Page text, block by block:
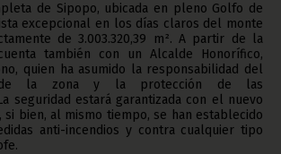
de Sipopo, ubicada en pleno Golfo de
excepcional en los días claros del monte
de 3.003.320,39 m². A partir de la
también con un Alcalde Honorífico,
quien ha asumido la responsabilidad del
de la zona y la protección de las
seguridad estará garantizada con el nuevo
bien, al mismo tiempo, se han establecido
anti-incendios y contra cualquier tipo